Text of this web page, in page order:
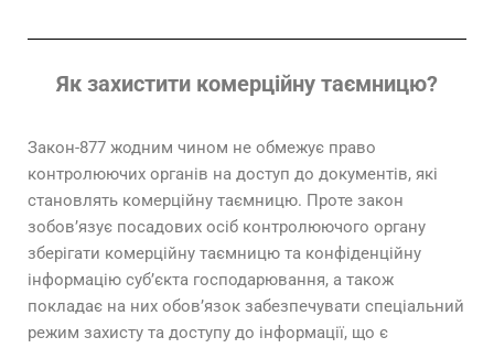
Як захистити комерційну таємницю?
Закон-877 жодним чином не обмежує право
контролюючих органів на доступ до документів, які
становлять комерційну таємницю. Проте закон
зобов’язує посадових осіб контролюючого органу
зберігати комерційну таємницю та конфіденційну
інформацію суб’єкта господарювання, а також
покладає на них обов’язок забезпечувати спеціальний
режим захисту та доступу до інформації, що є